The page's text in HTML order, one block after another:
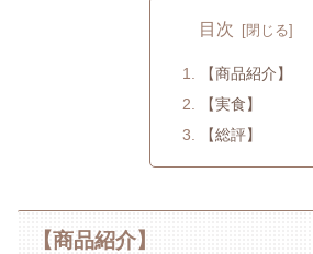
目次
【商品紹介】
【実食】
【総評】
【商品紹介】